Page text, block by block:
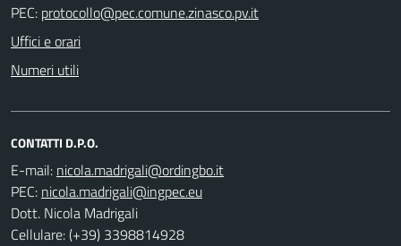
PEC:
Uffici e orari
Numeri utili
CONTATTI D.P.O.
E-mail:
PEC:
Dott. Nicola Madrigali
Cellulare: (+39) 3398814928